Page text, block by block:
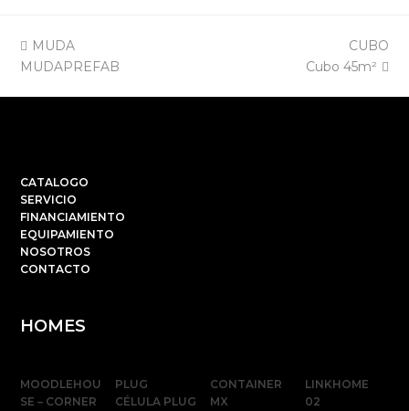
previous
post:
MUDA
MUDAPREFAB
next
post:
CUBO
Cubo 45m²
CATALOGO
SERVICIO
FINANCIAMIENTO
EQUIPAMIENTO
NOSOTROS
CONTACTO
HOMES
MOODLEHOU
SE – CORNER
PLUG
CÉLULA PLUG
CONTAINER
MX
LINKHOME
02